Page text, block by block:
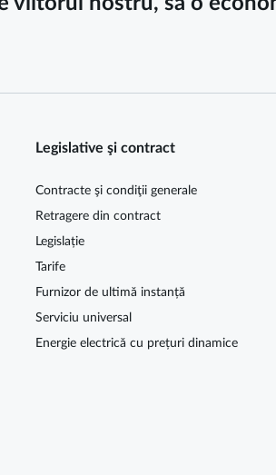
Legislative şi contract
Contracte şi condiţii generale
Retragere din contract
Legislație
Tarife
Furnizor de ultimă instanță
Serviciu universal
Energie electrică cu prețuri dinamice